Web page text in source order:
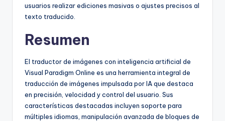
usuarios realizar ediciones masivas o ajustes precisos al
texto traducido.
Resumen
El traductor de imágenes con inteligencia artificial de
Visual Paradigm Online es una herramienta integral de
traducción de imágenes impulsada por IA que destaca
en precisión, velocidad y control del usuario. Sus
características destacadas incluyen soporte para
múltiples idiomas, manipulación avanzada de bloques de